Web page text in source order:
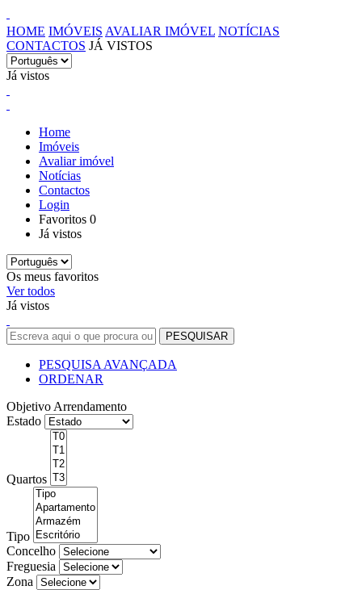
HOME IMÓVEIS AVALIAR IMÓVEL NOTÍCIAS
CONTACTOS JÁ VISTOS
Já vistos
Home
Imóveis
Avaliar imóvel
Notícias
Contactos
Login
Favoritos 0
Já vistos
Os meus favoritos
Ver todos
Já vistos
PESQUISA AVANÇADA
ORDENAR
Objetivo Arrendamento
Estado
Quartos
Tipo
Concelho
Freguesia
Zona